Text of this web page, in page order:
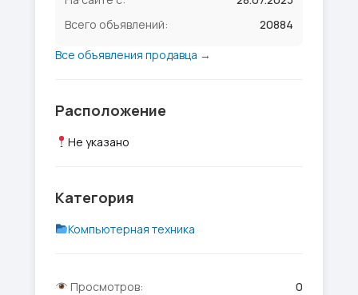
Всего объявлений:
20884
Все объявления продавца →
Расположение
Не указано
Категория
Компьютерная техника
Просмотров:
0